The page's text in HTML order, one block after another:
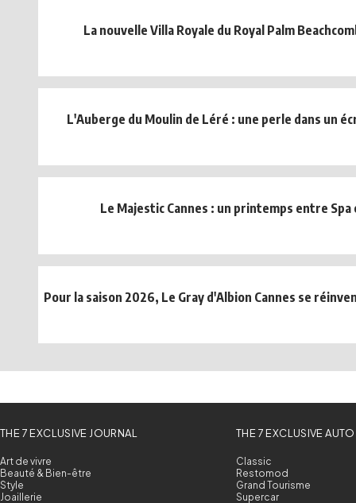
La nouvelle Villa Royale du Royal Palm
L'Auberge du Moulin de Léré : une perle dans un
Le Majestic Cannes : un printemps entre Spa
Pour la saison 2026, Le Gray d'Albion Cannes se
THE 7 EXCLUSIVE JOURNAL
Art de vivre
Beauté & Bien-être
Style
Joaillerie
THE 7 EXCLUSIVE AUTO
Classic
Restomod
Grand Tourisme
Supercar